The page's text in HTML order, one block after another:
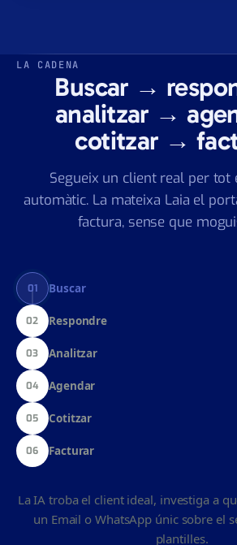
LA CADENA
Buscar →
cotitzar →
Segueix un client real per tot
01
02
03
04
05
06 Facturar